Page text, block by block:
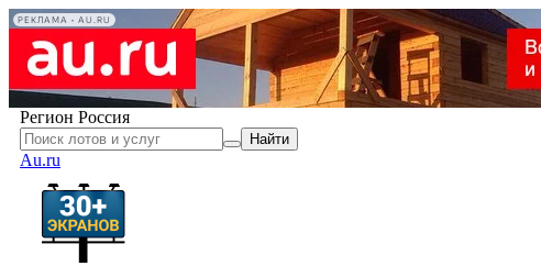
РЕКЛАМА • AU.RU
Регион Россия
Найти
Au.ru